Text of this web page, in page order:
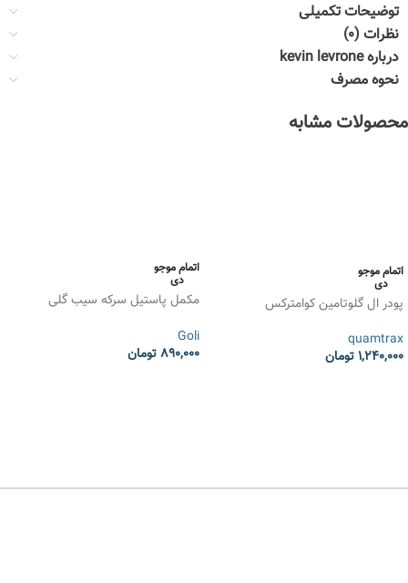
توضیحات تکمیلی
نظرات (0)
درباره kevin levrone
نحوه مصرف
محصولات مشابه
اتمام موجو
دی
پودر ال گلوتامین کوامترکس
quamtrax
1,240,000تومان
اتمام موجو
دی
مکمل پاستیل سرکه سیب گلی
Goli
890,000تومان